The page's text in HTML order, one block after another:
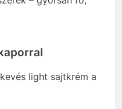
light sajtkrém a